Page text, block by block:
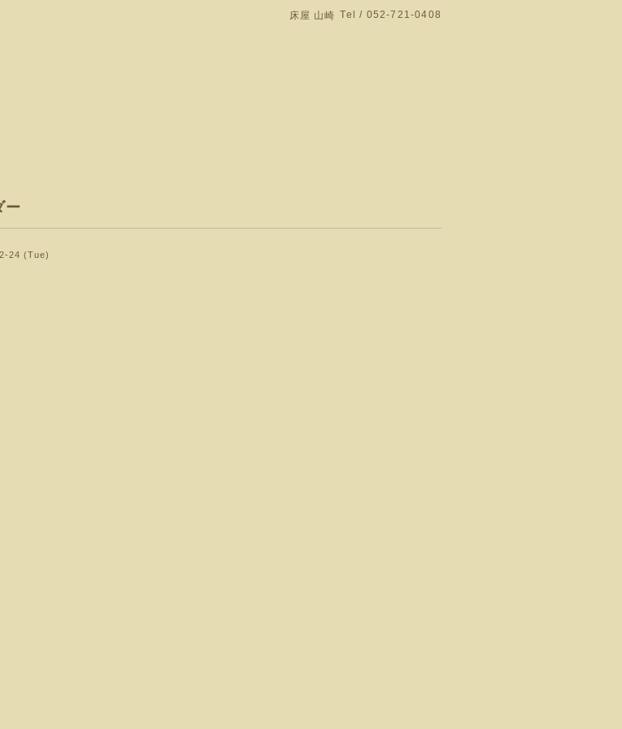
床屋 山崎 Tel / 052-721-0408
ー
24 (Tue)